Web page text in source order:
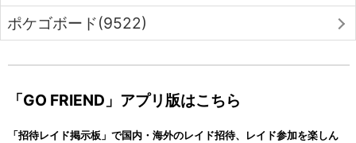
ポケゴボード(9522)
「GO FRIEND」アプリ版はこちら
「招待レイド掲示板」で国内・海外のレイド招待、レイド参加を楽しん